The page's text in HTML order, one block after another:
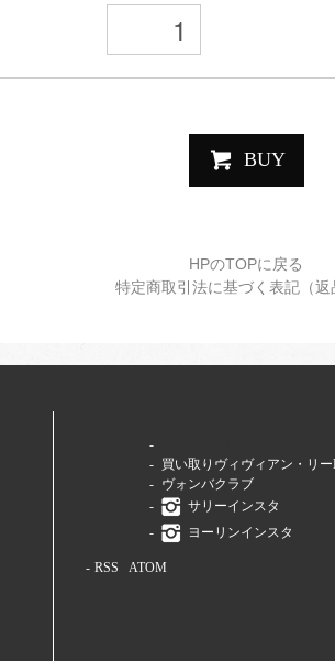
BUY
HPのTOPに戻る
特定商取引法に基づく表記（返
買い取りヴィヴィアン・リー
ヴォンバクラブ
サリーインスタ
ヨーリンインスタ
RSS ATOM